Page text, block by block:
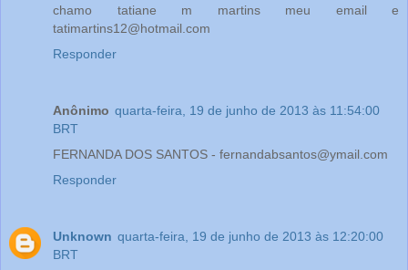
chamo tatiane m martins meu email e
tatimartins12@hotmail.com
Responder
Anônimo quarta-feira, 19 de junho de 2013 às 11:54:00
BRT
FERNANDA DOS SANTOS - fernandabsantos@ymail.com
Responder
Unknown quarta-feira, 19 de junho de 2013 às 12:20:00
BRT